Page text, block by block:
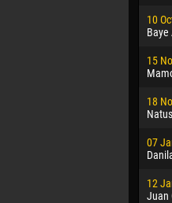
10
Baye
15
18
07
12
Juan